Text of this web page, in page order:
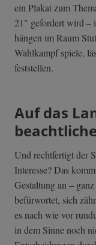
ein Plakat zum
21" gefordert wird –
hängen im Raum
Wahlkampf spiele,
feststellen.
Auf das
Und rechtfertigt der
Interesse? Das
Gestaltung an –
befürwortet, sich
es nach wie vor
in dem Sinne noch